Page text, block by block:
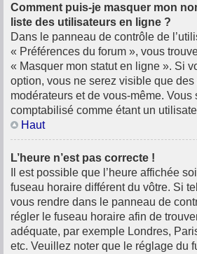
Comment puis-je masquer mon
liste des utilisateurs en ligne ?
Dans le panneau de contrôle de
« Préférences du forum », vous
« Masquer mon statut en ligne ». Si
option, vous ne serez visible que
modérateurs et de vous-même. Vous
comptabilisé comme étant un
Haut
L’heure n’est pas correcte !
Il est possible que l’heure affichée
fuseau horaire différent du vôtre. Si
vous rendre dans le panneau de
régler le fuseau horaire afin de
adéquate, par exemple Londres,
etc. Veuillez noter que le réglage du